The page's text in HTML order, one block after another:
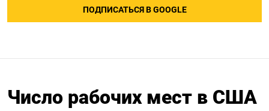
ПОДПИСАТЬСЯ В GOOGLE
Число рабочих мест в США